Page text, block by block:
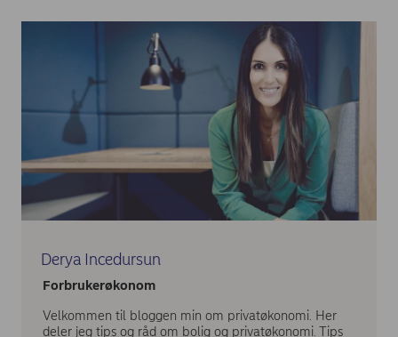
Derya Incedursun
Forbrukerøkonom
Velkommen til bloggen min om privatøkonomi. Her
deler jeg tips og råd om bolig og privatøkonomi. Tips